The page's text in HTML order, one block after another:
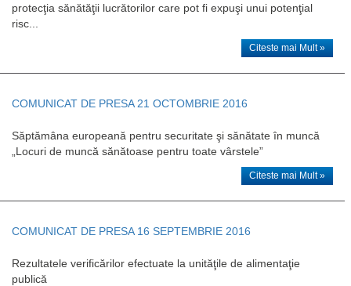
protecţia sănătăţii lucrătorilor care pot fi expuşi unui potenţial
risc...
Citeste mai Mult »
COMUNICAT DE PRESA 21 OCTOMBRIE 2016
Săptămâna europeană pentru securitate şi sănătate în muncă
„Locuri de muncă sănătoase pentru toate vârstele”
Citeste mai Mult »
COMUNICAT DE PRESA 16 SEPTEMBRIE 2016
Rezultatele verificărilor efectuate la unităţile de alimentaţie
publică